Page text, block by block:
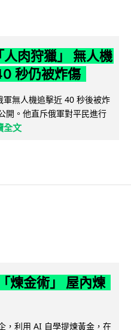
肉狩獵」 無人機
秒仍被炸傷
無人機追擊近 40 秒後被炸
開。他直斥俄軍對平民進行
全文
煉金術」 屋內煉
，利用 AI 自學提煉黃金，在